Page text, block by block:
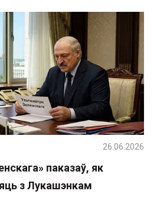
паказаў, як
з Лукашэнкам
26.06.2026